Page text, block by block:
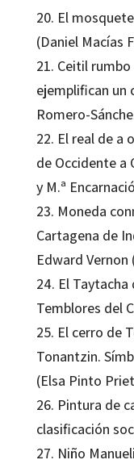
20. El
(Daniel Macías
21. Ceitil
ejemplifican un
Romero-
22. El real de a
de Occidente a
y M.ª
23. Moneda
Cartagena de
Edward Vernon
24. El
Temblores del
25. El cerro de
Tonantzin.
(Elsa Pinto
26. Pintura de
clasificación
27. Niño